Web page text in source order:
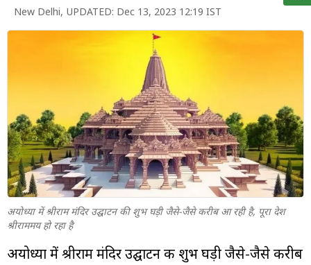
ट्रेंडिंग
फंड
New Delhi, UPDATED: Dec 13, 2023 12:19 IST
अयोध्या में श्रीराम मंदिर उद्घाटन की शुभ घड़ी जैसे-जैसे करीब आ रही है, पूरा देश
श्रीराममय हो रहा है
अयोध्या में श्रीराम मंदिर उद्घाटन की शुभ घड़ी जैसे-जैसे करीब